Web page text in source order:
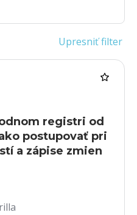
Upresniť filter
registri od
postupovať pri
a zápise zmien